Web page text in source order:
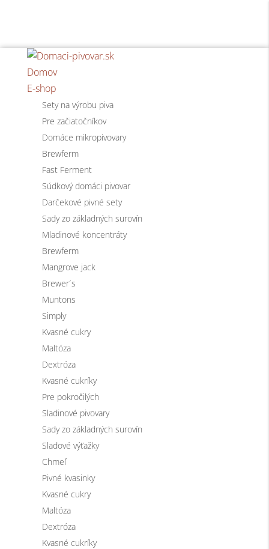
Domov
E-shop
Sety na výrobu piva
Pre začiatočníkov
Domáce mikropivovary
Brewferm
Fast Ferment
Súdkový domáci pivovar
Darčekové pivné sety
Sady zo základných surovín
Mladinové koncentráty
Brewferm
Mangrove jack
Brewer´s
Muntons
Simply
Kvasné cukry
Maltóza
Dextróza
Kvasné cukríky
Pre pokročilých
Sladinové pivovary
Sady zo základných surovín
Sladové výťažky
Chmeľ
Pivné kvasinky
Kvasné cukry
Maltóza
Dextróza
Kvasné cukríky